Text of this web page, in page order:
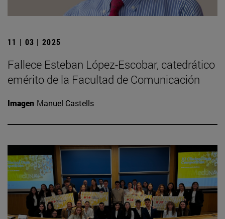
11 | 03 | 2025
Fallece Esteban López-Escobar, catedrático
emérito de la Facultad de Comunicación
Imagen Manuel Castells